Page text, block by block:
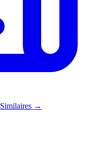
Similaires →